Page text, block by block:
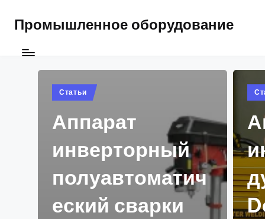
Промышленное оборудование
Posted
in
Статьи
Аппарат
инверторный
полуавтоматич
еский сварки
in